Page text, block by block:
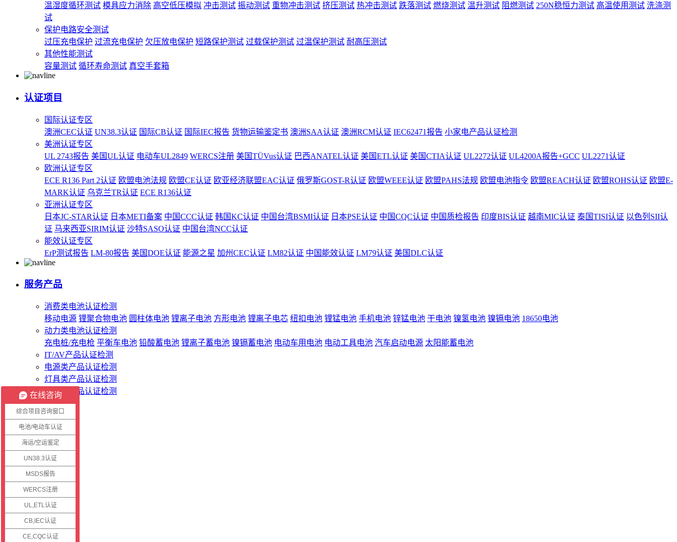
温湿度循环测试 模具应力消除 高空低压模拟 冲击测试 振动测试 重物冲击测试 挤压测试 热冲击测试 跌落测试 燃烧测试 温升测试 阻燃测试 250N稳恒力测试 高温使用测试 洗涤测
试
保护电路安全测试
过压充电保护 过流充电保护 欠压放电保护 短路保护测试 过载保护测试 过温保护测试 耐高压测试
其他性能测试
容量测试 循环寿命测试 真空手套箱
认证项目
国际认证专区
澳洲CEC认证 UN38.3认证 国际CB认证 国际IEC报告 货物运输鉴定书 澳洲SAA认证 澳洲RCM认证 IEC62471报告 小家电产品认证检测
美洲认证专区
UL 2743报告 美国UL认证 电动车UL2849 WERCS注册 美国TÜVus认证 巴西ANATEL认证 美国ETL认证 美国CTIA认证 UL2272认证 UL4200A报告+GCC UL2271认证
欧洲认证专区
ECE R136 Part 2认证 欧盟电池法规 欧盟CE认证 欧亚经济联盟EAC认证 俄罗斯GOST-R认证 欧盟WEEE认证 欧盟PAHS法规 欧盟电池指令 欧盟REACH认证 欧盟ROHS认证 欧盟E-
MARK认证 乌克兰TR认证 ECE R136认证
亚洲认证专区
日本JC-STAR认证 日本METI备案 中国CCC认证 韩国KC认证 中国台湾BSMI认证 日本PSE认证 中国CQC认证 中国质检报告 印度BIS认证 越南MIC认证 泰国TISI认证 以色列SII认
证 马来西亚SIRIM认证 沙特SASO认证 中国台湾NCC认证
能效认证专区
ErP测试报告 LM-80报告 美国DOE认证 能源之星 加州CEC认证 LM82认证 中国能效认证 LM79认证 美国DLC认证
服务产品
消费类电池认证检测
移动电源 锂聚合物电池 圆柱体电池 锂离子电池 方形电池 锂离子电芯 纽扣电池 锂锰电池 手机电池 锌锰电池 干电池 镍氢电池 镍镉电池 18650电池
动力类电池认证检测
充电桩/充电枪 平衡车电池 铅酸蓄电池 锂离子蓄电池 镍镉蓄电池 电动车用电池 电动工具电池 汽车启动电源 太阳能蓄电池
IT/AV产品认证检测
电源类产品认证检测
灯具类产品认证检测
无线类产品认证检测
客服系统
客户登录
证书查询
报告查询
认证资讯
公司新闻
认证资讯
在线咨询
综合项目咨询窗口
电池/电动车认证
海运/空运鉴定
UN38.3认证
MSDS报告
WERCS注册
UL,ETL认证
CB,IEC认证
CE,CQC认证